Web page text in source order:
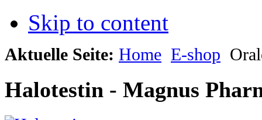
Skip to content
Aktuelle Seite: Home E-shop
Halotestin - Magnus